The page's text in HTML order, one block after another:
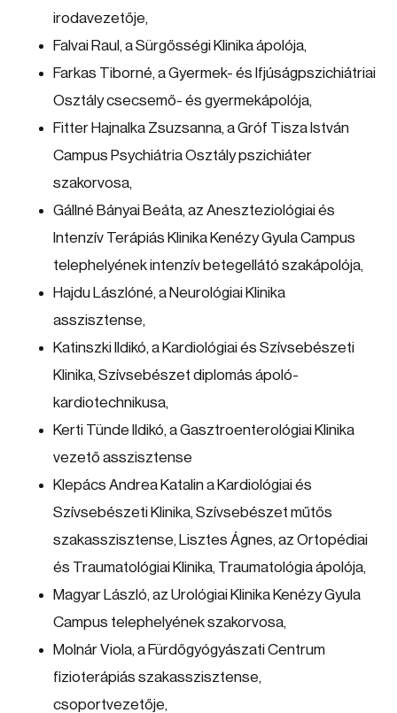
irodavezetője,
Falvai Raul, a Sürgősségi Klinika ápolója,
Farkas Tiborné, a Gyermek- és Ifjúságpszichiátriai
Osztály csecsemő- és gyermekápolója,
Fitter Hajnalka Zsuzsanna, a Gróf Tisza István
Campus Psychiátria Osztály pszichiáter
szakorvosa,
Gállné Bányai Beáta, az Aneszteziológiai és
Intenzív Terápiás Klinika Kenézy Gyula Campus
telephelyének intenzív betegellátó szakápolója,
Hajdu Lászlóné, a Neurológiai Klinika
asszisztense,
Katinszki Ildikó, a Kardiológiai és Szívsebészeti
Klinika, Szívsebészet diplomás ápoló-
kardiotechnikusa,
Kerti Tünde Ildikó, a Gasztroenterológiai Klinika
vezető asszisztense
Klepács Andrea Katalin a Kardiológiai és
Szívsebészeti Klinika, Szívsebészet műtős
szakasszisztense, Lisztes Ágnes, az Ortopédiai
és Traumatológiai Klinika, Traumatológia ápolója,
Magyar László, az Urológiai Klinika Kenézy Gyula
Campus telephelyének szakorvosa,
Molnár Viola, a Fürdőgyógyászati Centrum
fizioterápiás szakasszisztense,
csoportvezetője,